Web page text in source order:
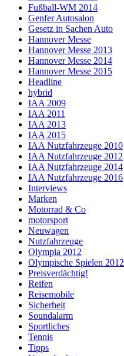
Fußball-WM 2014
Genfer Autosalon
Gesetz in Sachen Auto
Hannover Messe
Hannover Messe 2013
Hannover Messe 2014
Hannover Messe 2015
Headline
hybrid
IAA 2009
IAA 2011
IAA 2013
IAA 2015
IAA Nutzfahrzeuge 2010
IAA Nutzfahrzeuge 2012
IAA Nutzfahrzeuge 2014
IAA Nutzfahrzeuge 2016
Interviews
Marken
Motorrad & Co
motorsport
Neuwagen
Nutzfahrzeuge
Olympia 2012
Olympische Spielen 2012
Preisverdächtig!
Reifen
Reisemobile
Sicherheit
Soundalarm
Sportliches
Tennis
Tipps